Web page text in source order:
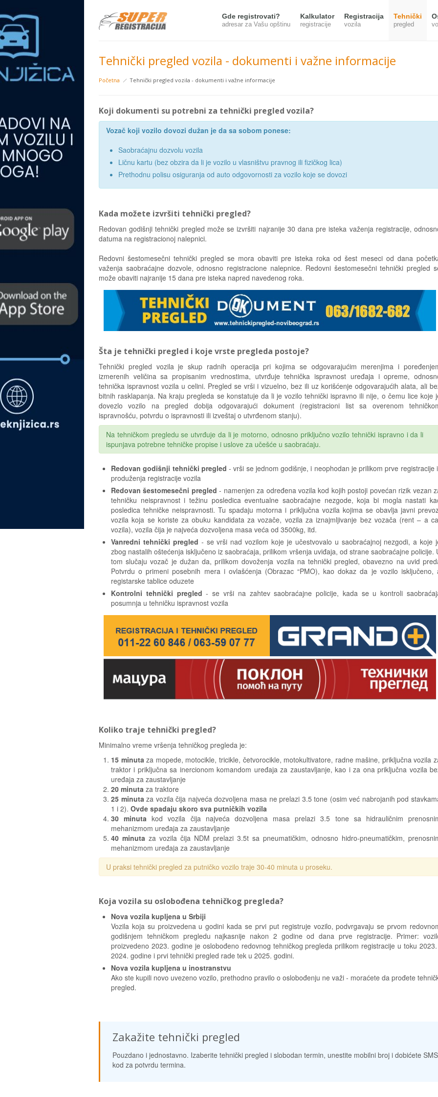
Gde registrovati?
adresar za Vašu opštinu
Kalkulator
registracije
Registracija
vozila
Tehnički
pregled
Tehnički pregled vozila - dokumenti i važne informacije
Početna Tehnički pregled vozila - dokumenti i važne informacije
Koji dokumenti su potrebni za tehnički pregled vozila?
Vozač koji vozilo dovozi dužan je da sa sobom ponese:
Saobraćajnu dozvolu vozila
Ličnu kartu (bez obzira da li je vozilo u vlasništvu pravnog ili fizičkog lica)
Prethodnu polisu osiguranja od auto odgovornosti za vozilo koje se dovozi
Kada možete izvršiti tehnički pregled?
Redovan godišnji tehnički pregled može se izvršiti najranije 30 dana pre isteka važenja registracije,
datuma na registracionoj nalepnici.
Redovni šestomesečni tehnički pregled se mora obaviti pre isteka roka od šest meseci od dana
važenja saobraćajne dozvole, odnosno registracione nalepnice. Redovni šestomesečni tehnički pregled
može obaviti najranije 15 dana pre isteka napred navedenog roka.
Šta je tehnički pregled i koje vrste pregleda postoje?
Tehnički pregled vozila je skup radnih operacija pri kojima se odgovarajućim merenjima i
izmerenih veličina sa propisanim vrednostima, utvrđuje tehnička ispravnost uređaja i opreme,
tehnička ispravnost vozila u celini. Pregled se vrši i vizuelno, bez ili uz korišćenje odgovarajućih alata, ali
bitnih rasklapanja. Na kraju pregleda se konstatuje da li je vozilo tehnički ispravno ili nije, o čemu lice koje
dovezlo vozilo na pregled dobija odgovarajući dokument (registracioni list sa overenom
ispravnošću, potvrdu o ispravnosti ili izveštaj o utvrđenom stanju).
Na tehničkom pregledu se utvrđuje da li je motorno, odnosno priključno vozilo tehnički ispravno i da li
ispunjava potrebne tehničke propise i uslove za učešće u saobraćaju.
Redovan godišnji tehnički pregled - vrši se jednom godišnje, i neophodan je prilikom prve registracije
produženja registracije vozila
Redovan šestomesečni pregled - namenjen za određena vozila kod kojih postoji povećan rizik vezan
tehničku neispravnost i težinu posledica eventualne saobraćajne nezgode, koja bi mogla nastati
posledica tehničke neispravnosti. Tu spadaju motorna i priključna vozila kojima se obavlja javni
vozila koja se koriste za obuku kandidata za vozače, vozila za iznajmljivanje bez vozača (rent – a
vozila), vozila čija je najveća dozvoljena masa veća od 3500kg, itd.
Vanredni tehnički pregled - se vrši nad vozilom koje je učestvovalo u saobraćajnoj nezgodi, a koje
zbog nastalih oštećenja isključeno iz saobraćaja, prilikom vršenja uviđaja, od strane saobraćajne policije.
tom slučaju vozač je dužan da, prilikom dovoženja vozila na tehnički pregled, obavezno na uvid
Potvrdu o primeni posebnih mera i ovlašćenja (Obrazac “PMO), kao dokaz da je vozilo isključeno,
registarske tablice oduzete
Kontrolni tehnički pregled - se vrši na zahtev saobraćajne policije, kada se u kontroli
posumnja u tehničku ispravnost vozila
Koliko traje tehnički pregled?
Minimalno vreme vršenja tehničkog pregleda je:
15 minutaza mopede, motocikle, tricikle, četvorocikle, motokultivatore, radne mašine, priključna vozila
traktor i priključna sa inercionom komandom uređaja za zaustavljanje, kao i za ona priključna vozila
uređaja za zaustavljanje
20 minuta za traktore
25 minutaza vozila čija najveća dozvoljena masa ne prelazi 3.5 tone (osim već nabrojanih pod
1 i 2). Ovde spadaju skoro sva putničkih vozila
30 minuta kod vozila čija najveća dozvoljena masa prelazi 3.5 tone sa hidrauličnim
mehanizmom uređaja za zaustavljanje
40 minuta za vozila čija NDM prelazi 3.5t sa pneumatičkim, odnosno hidro-pneumatičkim,
mehanizmom uređaja za zaustavljanje
U praksi tehnički pregled za putničko vozilo traje 30-40 minuta u proseku.
Koja vozila su oslobođena tehničkog pregleda?
Nova vozila kupljena u Srbiji
Vozila koja su proizvedena u godini kada se prvi put registruje vozilo, podvrgavaju se prvom
godišnjem tehničkom pregledu najkasnije nakon 2 godine od dana prve registracije. Primer:
proizvedeno 2023. godine je oslobođeno redovnog tehničkog pregleda prilikom registracije u toku
2024. godine i prvi tehnički pregled rade tek u 2025. godini.
Nova vozila kupljena u inostranstvu
Ako ste kupili novo uvezeno vozilo, prethodno pravilo o oslobođenju ne važi - moraćete da prođete
pregled.
Zakažite tehnički pregled
Pouzdano i jednostavno. Izaberite tehnički pregled i slobodan termin, unestite mobilni broj i dobićete SMS
kod za potvrdu termina.